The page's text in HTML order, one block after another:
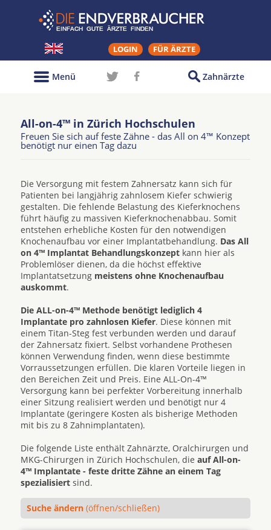
LOGIN FÜR ÄRZTE
Zahnärzte
Menü
All-on-4™ in Zürich Hochschulen
Freuen Sie sich auf feste Zähne - das All on 4™ Konzept
benötigt nur einen Tag dazu
Die Versorgung mit festem Zahnersatz kann sich für
Patienten bei langjährig zahnlosem Kiefer schwierig
gestalten. Die fehlende Belastung des Kieferknochens
führt häufig zu massiven Kieferknochenabbau. Somit
entstehen erhebliche Kosten für den notwendigen
Knochenaufbau vor einer Implantatbehandlung. Das All
on 4™ Implantat Behandlungskonzept kann hier als
Problemlöser dienen, da die höchst effektive
Implantatsetzung meistens ohne Knochenaufbau
auskommt.
Die ALL-on-4™ Methode benötigt lediglich 4
Implantate pro zahnlosen Kiefer. Diese können mit
einem Titan-Steg fest verbunden werden und darauf
der Zahnersatz fixiert. Selbst vorhandene Prothesen
können Verwendung finden, wenn diese bestimmte
Vorraussetzungen erfüllen. Die klaren Vorteile liegen in
den Bereichen Zeit und Preis. Eine ALL-On-4™
Versorgung kann bei perfekter Vorbereitung innerhalb
einer Sitzung realisiert werden und benötigt nur 4
Implantate (geringere Kosten als bisherige Methoden
mit bis zu 8 Zahnimplantaten).
Die folgende Liste enthält Zahnärzte, Oralchirurgen und
MKG-Chirurgen in Zürich Hochschulen, die auf All-on-
4™ Implantate - feste dritte Zähne an einem Tag
spezialisiert sind.
Suche ändern (öffnen/schließen)